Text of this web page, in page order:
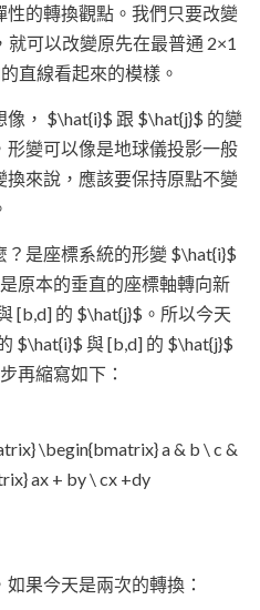
的轉換觀點。我們只要改變
可以改變原先在最普通 2×1
直線看起來的模樣。
， $\hat{i}$ 跟 $\hat{j}$ 的變
變可以像是地球儀投影一般
來說，應該要保持原點不變
是座標系統的形變 $\hat{i}$
原本的垂直的座標軸轉向新
[b,d] 的 $\hat{j}$。所以今天
$\hat{i}$ 與 [b,d] 的 $\hat{j}$
再縮寫如下：
\begin{bmatrix} a & b \ c &
ax + by \ cx +dy
果今天是兩次的轉換：